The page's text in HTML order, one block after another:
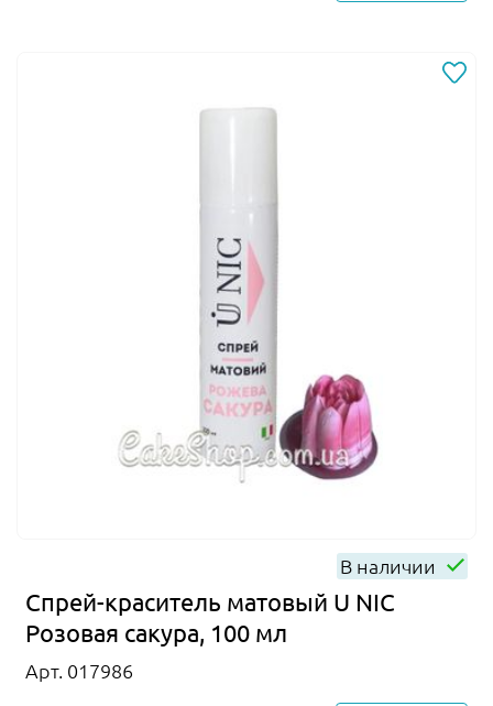
В наличии
Спрей-краситель матовый U NIC
Розовая сакура, 100 мл
Арт. 017986